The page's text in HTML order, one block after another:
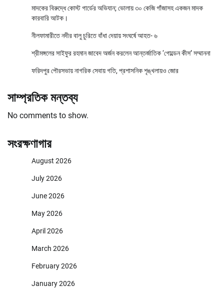
মাদকের বিরুদ্ধে কোস্ট গার্ডের অভিযান; ভোলায় ৩০ কেজি গাঁজাসহ একজন মাদক
কারবারি আটক।
নীলফামারীতে নদীর বালু চুরিতে বাঁধা দেয়ায় সংঘর্ষে আহত- ৬
শ্রীমঙ্গলের সাইফুর রহমান জাবেদ অর্জন করলেন আন্তর্জাতিক ‘গোল্ডেন কীস’ সম্মাননা
ফরিদপুর পৌরসভায় নাগরিক সেবায় গতি, প্রশাসনিক শৃঙ্খলায়ও জোর
সাম্প্রতিক মন্তব্য
No comments to show.
সংরক্ষণাগার
August 2026
July 2026
June 2026
May 2026
April 2026
March 2026
February 2026
January 2026